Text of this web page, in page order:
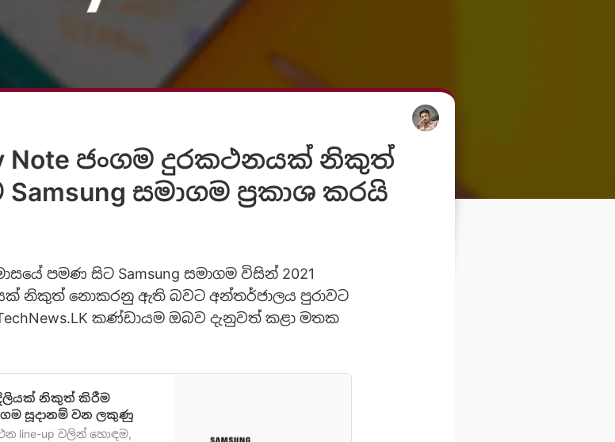
Note ජංගම දුරකථනයක් නිකුත්
සමාගම ප්‍රකාශ කරයි
පමණ සිට Samsung සමාගම විසින් 2021
නිකුත් නොකරනු ඇති බවට අන්තර්ජාලය පුරාවට
කණ්ඩායම ඔබව දැනුවත් කළා මතක
නිකුත් කිරීම
සූදානම් වන ලකුණු
line-up වලින් හොඳම,